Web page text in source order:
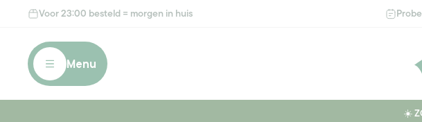
naar de
Voor 23:00 besteld = morgen in huis
Menu
☀️